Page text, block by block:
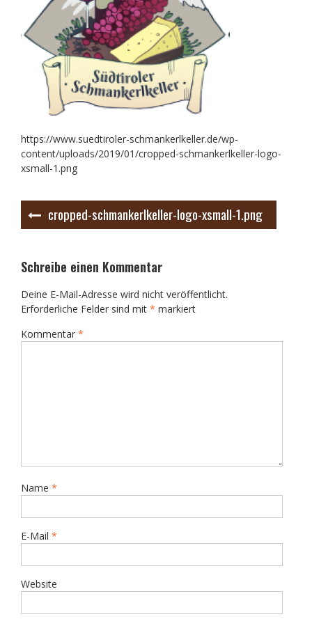
https://www.suedtiroler-schmankerlkeller.de/wp-
content/uploads/2019/01/cropped-schmankerlkeller-logo-
xsmall-1.png
Beitrags-
Navigation
cropped-schmankerlkeller-logo-xsmall-1.png
Schreibe einen Kommentar
Deine E-Mail-Adresse wird nicht veröffentlicht.
Erforderliche Felder sind mit * markiert
Kommentar *
Name *
E-Mail *
Website